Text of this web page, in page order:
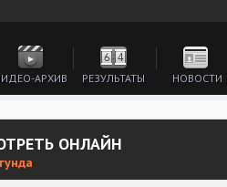
АРХИВ РЕЗУЛЬТАТЫ НОВОСТИ
ОНЛАЙН